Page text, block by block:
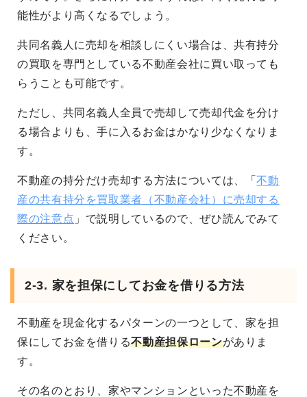
能性がより高くなるでしょう。
共同名義人に売却を相談しにくい場合は、共有持分
の買取を専門としている不動産会社に買い取っても
らうことも可能です。
ただし、共同名義人全員で売却して売却代金を分け
る場合よりも、手に入るお金はかなり少なくなりま
す。
不動産の持分だけ売却する方法については、「不動
産の共有持分を買取業者（不動産会社）に売却する
際の注意点 」で説明しているので、ぜひ読んでみて
ください。
2-3. 家を担保にしてお金を借りる方法
不動産を現金化するパターンの一つとして、家を担
保にしてお金を借りる不動産担保ローンがありま
す。
その名のとおり、家やマンションといった不動産を